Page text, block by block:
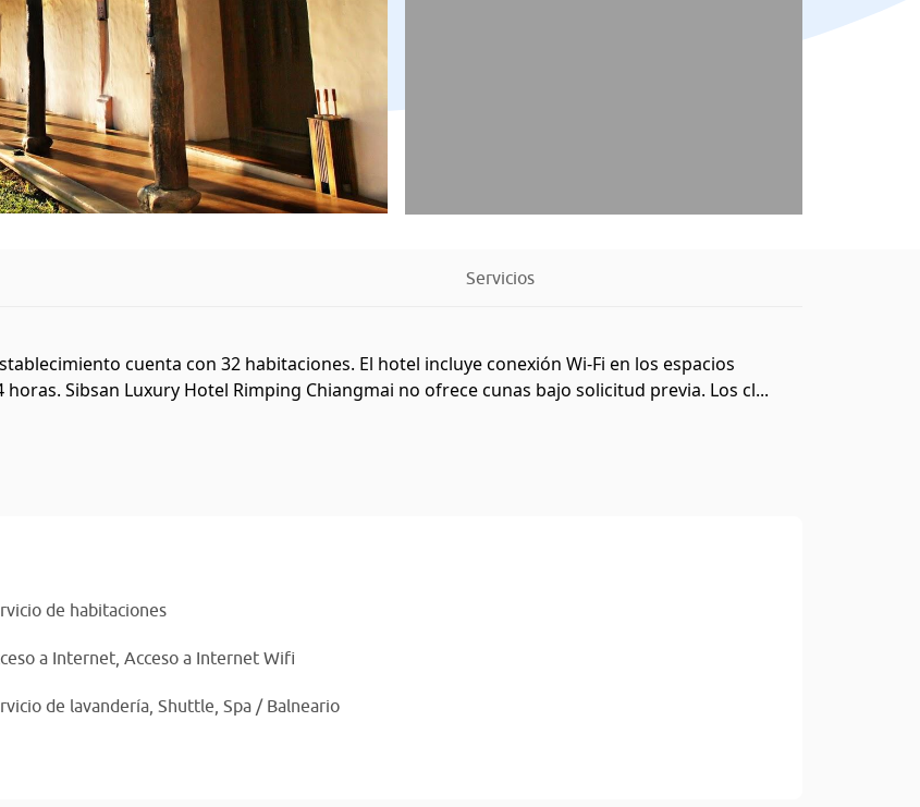
Servicios
cuenta con 32 habitaciones. El hotel incluye conexión Wi-Fi en los espacios
Sibsan Luxury Hotel Rimping Chiangmai no ofrece cunas bajo solicitud previa. Los cl...
de habitaciones
a Internet, Acceso a Internet Wifi
de lavandería, Shuttle, Spa / Balneario